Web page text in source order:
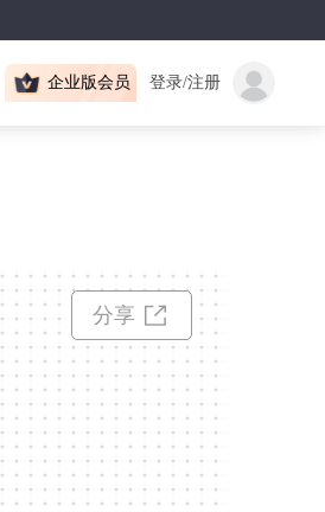
登录/注册
企业版会员
分享